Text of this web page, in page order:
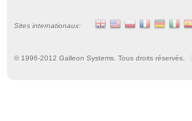
Sites internationaux:
© 1996-2012 Galleon Systems. Tous droits réservés.